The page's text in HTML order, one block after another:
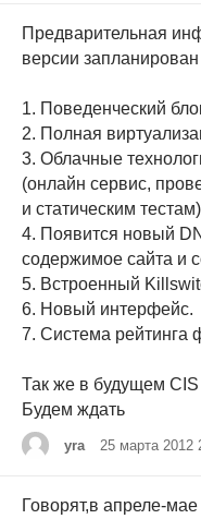
Предварительная
версии
1. Поведенческий
2. Полная
3. Облачные
(онлайн сервис,
и статическим тестам)
4. Появится новый
содержимое сайта и
5. Встроенный
6. Новый интерфейс.
7. Система рейтинга
Так же в будущем CIS
Будем ждать
yra 25 марта 2012
Говорят,в апреле-